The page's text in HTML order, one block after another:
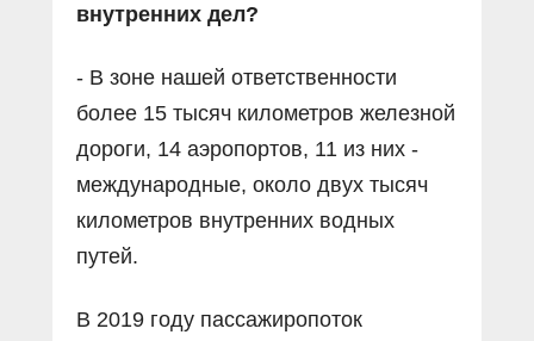
внутренних дел?
- В зоне нашей ответственности
более 15 тысяч километров железной
дороги, 14 аэропортов, 11 из них -
международные, около двух тысяч
километров внутренних водных
путей.
В 2019 году пассажиропоток